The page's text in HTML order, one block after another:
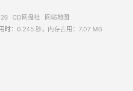
CD网盘社
网站地图
时：0.245 秒，内存占用：7.07 MB